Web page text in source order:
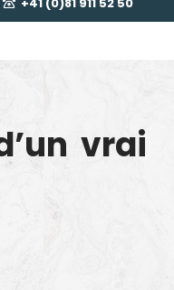
+41 (0)81 911 52 50
vrai